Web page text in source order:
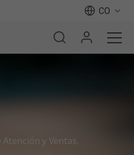
CO
y Ventas.